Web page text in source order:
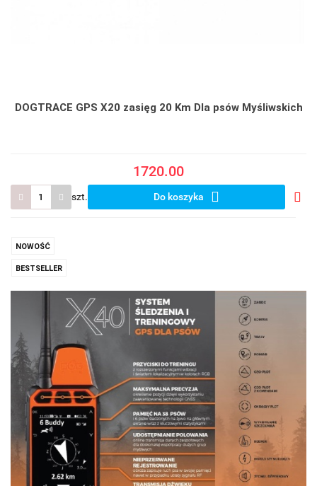
DOGTRACE GPS X20 zasięg 20 Km Dla psów Myśliwskich
1720.00
szt. Do koszyka
NOWOŚĆ
BESTSELLER